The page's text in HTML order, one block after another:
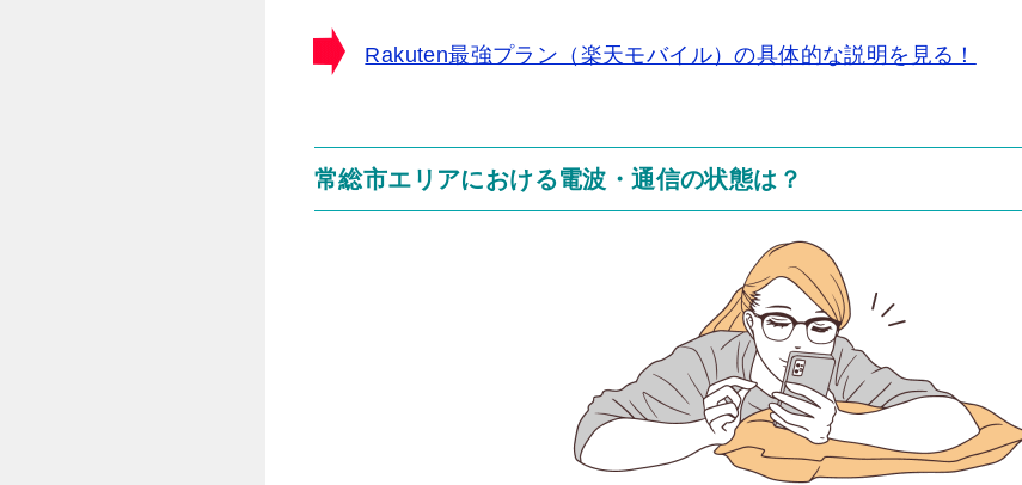
Rakuten最強プラン（楽天モバイル）の具体的な説明を見る！
常総市エリアにおける電波・通信の状態は？